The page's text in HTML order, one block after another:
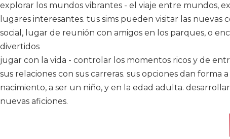
explorar los mundos vibrantes - el viaje entre mundos,
lugares interesantes. tus sims pueden visitar las nuevas
social, lugar de reunión con amigos en los parques, o
divertidos
jugar con la vida - controlar los momentos ricos y de
sus relaciones con sus carreras. sus opciones dan forma
nacimiento, a ser un niño, y en la edad adulta.
nuevas aficiones.